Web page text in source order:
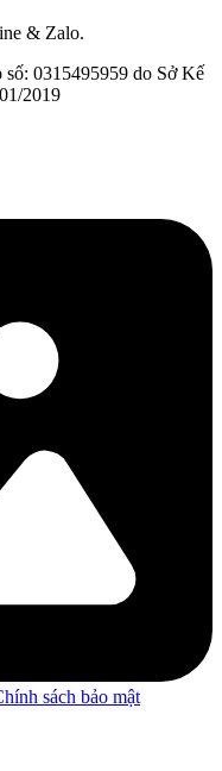
& Zalo.
0315495959 do Sở Kế
2019
sách bảo mật